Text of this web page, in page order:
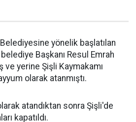
yönelik başlatılan
Başkanı Resul Emrah
ve yerine Şişli Kaymakamı
olarak atanmıştı.
atandıktan sonra Şişli'de
kapatıldı.